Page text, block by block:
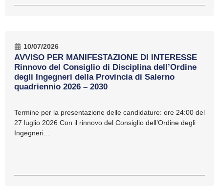
10/07/2026
AVVISO PER MANIFESTAZIONE DI INTERESSE
Rinnovo del Consiglio di Disciplina dell’Ordine
degli Ingegneri della Provincia di Salerno
quadriennio 2026 – 2030
Termine per la presentazione delle candidature: ore 24:00 del
27 luglio 2026 Con il rinnovo del Consiglio dell’Ordine degli
Ingegneri...